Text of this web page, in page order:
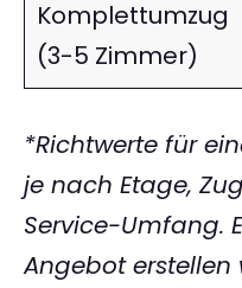
Komplettumzug
(3-5 Zimmer)
*Richtwerte für
je nach Etage,
Service-Umfang.
Angebot erstellen